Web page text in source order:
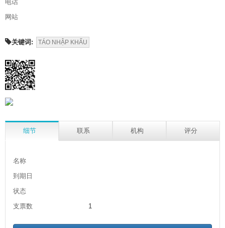
电话
网站
关键词: TÁO NHẬP KHẨU
细节 联系 机构 评分
名称
到期日
状态
支票数
1